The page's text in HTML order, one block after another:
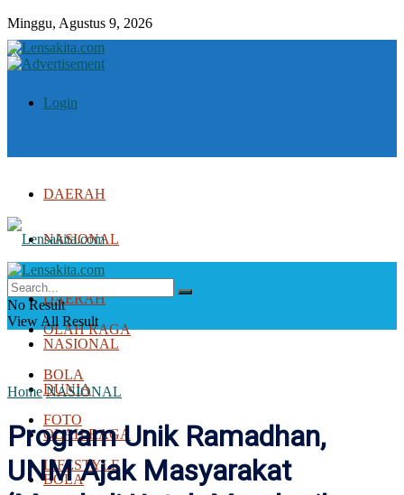
Minggu, Agustus 9, 2026
Login
DAERAH
NASIONAL
DUNIA
OLAH RAGA
BOLA
FOTO
LIFESTYLE
DAERAH
NASIONAL
DUNIA
OLAH RAGA
BOLA
No Result
View All Result
Home NASIONAL
Program Unik Ramadhan,
UNM Ajak Masyarakat